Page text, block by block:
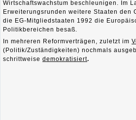
Wirtschaftswachstum beschleunigen. Im
Erweiterungsrunden weitere Staaten den
die EG-Mitgliedstaaten 1992 die
Politikbereichen besaß.
In mehreren Reformverträgen, zuletzt im
(Politik/Zuständigkeiten) nochmals
schrittweise demokratisiert.